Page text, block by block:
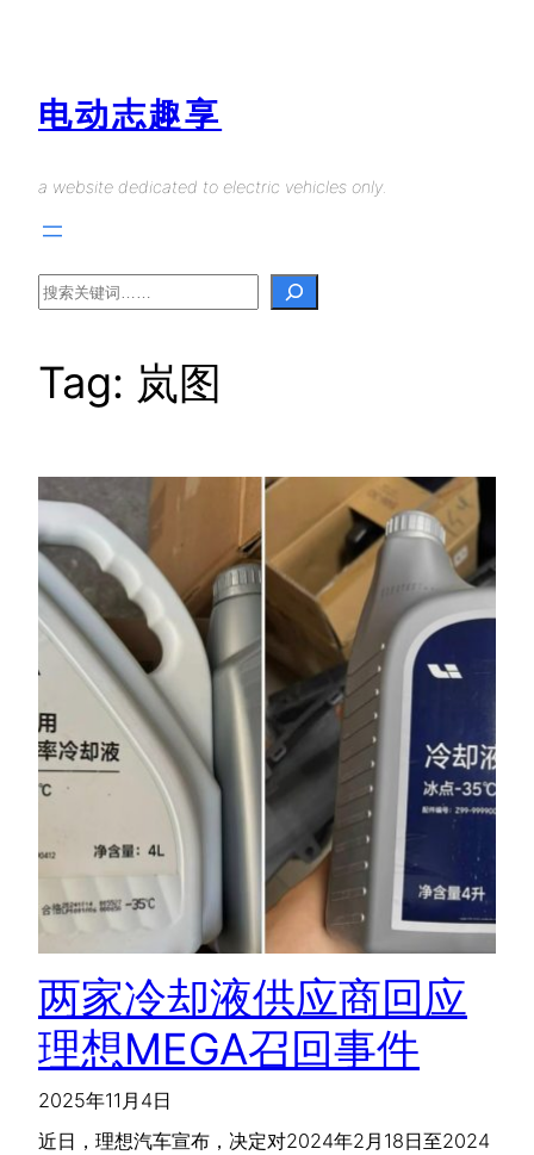
电动志趣享
a website dedicated to electric vehicles only.
Search
Tag: 岚图
两家冷却液供应商回应
理想MEGA召回事件
2025年11月4日
近日，理想汽车宣布，决定对2024年2月18日至2024